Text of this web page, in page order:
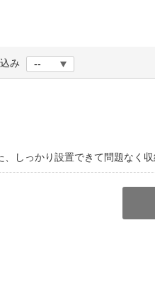
み
しっかり設置できて問題なく収